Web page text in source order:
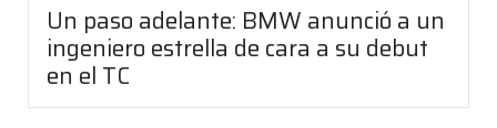
Un paso adelante: BMW anunció a un
ingeniero estrella de cara a su debut
en el TC